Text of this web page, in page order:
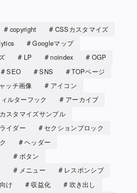
copyright
CSSカスタマイズ
Googleマップ
LP noindex
OGP
SEO SNS
TOPページ
ッチ画像
アイコン
ルターフック
アーカイブ
カスタマイズサンプル
イダー
セクションブロック
ヘッダー
ボタン
メニュー
レスポンシブ
け 収益化
吹き出し